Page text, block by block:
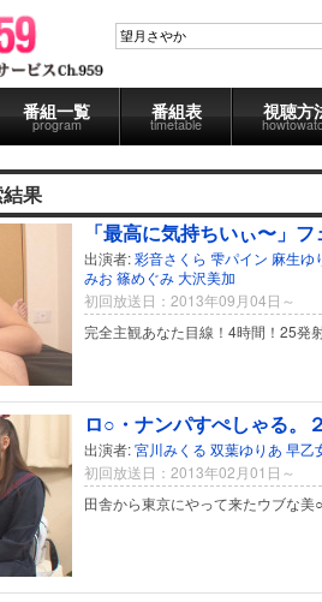
番組一覧
program
番組表
timetable
視聴方
結果
「最高に気持ちいぃ〜」
出演者:彩音さくら 雫パイン 麻生ゆ
みお 篠めぐみ大沢美加
初回放送日：2013年09月04日～
完全主観あなた目線！4時間！25発
ロ○・ナンパすぺしゃる。
出演者:宮川みくる 双葉ゆりあ 早乙
初回放送日：2013年02月01日～
田舎から東京にやって来たウブな美